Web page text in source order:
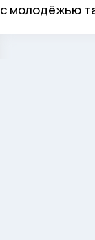
с молодёжью